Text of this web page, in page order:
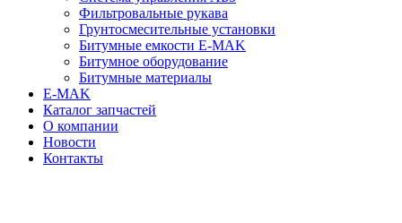
Фильтровальные рукава
Грунтосмесительные установки
Битумные емкости E-MAK
Битумное оборудование
Битумные материалы
E-MAK
Каталог запчастей
О компании
Новости
Контакты